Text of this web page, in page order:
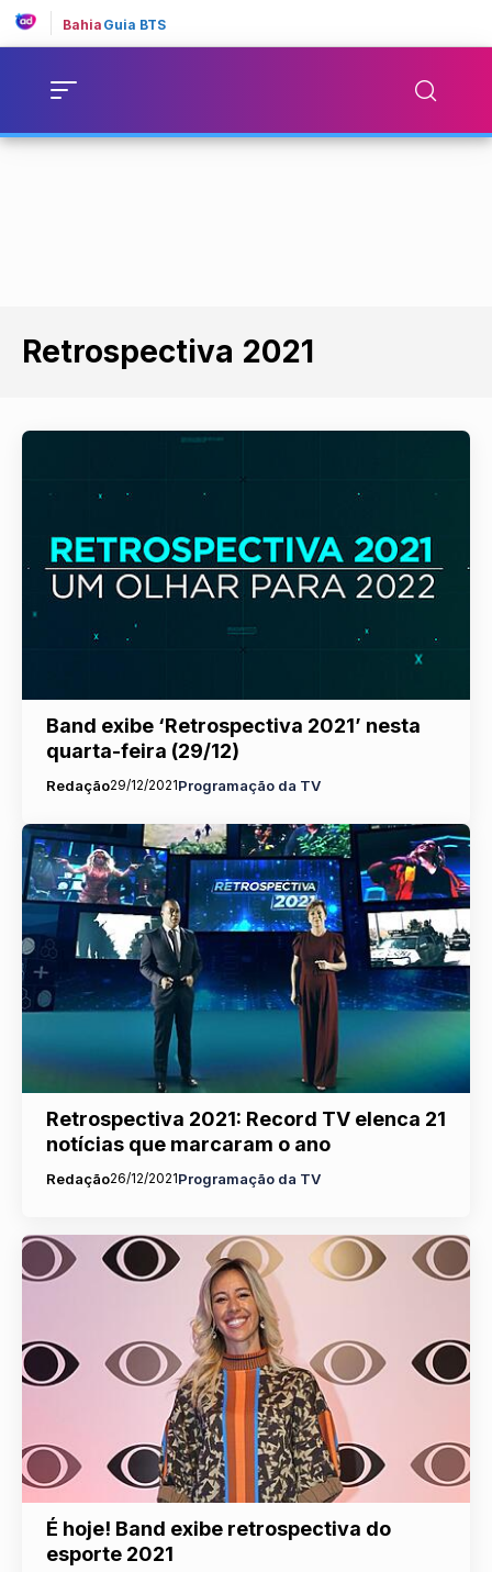
Bahia Guia BTS
Retrospectiva 2021
Band exibe ‘Retrospectiva 2021’ nesta
quarta-feira (29/12)
Redação29/12/2021Programação da TV
Retrospectiva 2021: Record TV elenca 21
notícias que marcaram o ano
Redação26/12/2021Programação da TV
É hoje! Band exibe retrospectiva do
esporte 2021